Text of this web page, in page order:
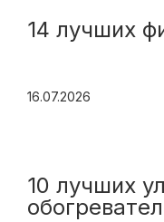
14 лучших
16.07.2026
10 лучших